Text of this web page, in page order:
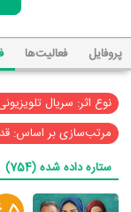
پروفایل فعالیت‌ها
نوع اثر: سریال
مرتب‌سازی بر اساس:
ستاره داده شده (754)